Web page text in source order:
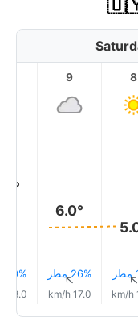
8
9
6.0°
26% مطر↑
17.0 km/h
10% مطر
18.0 km/h